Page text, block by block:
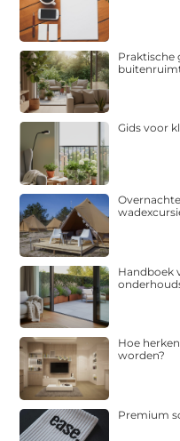
Praktische
Gids voor
Handboek
Hoe
worden?
Premium